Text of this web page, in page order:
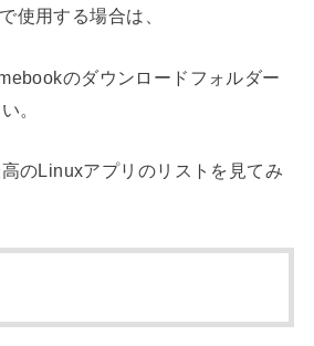
使用する場合は、
のダウンロードフォルダー
。
のLinuxアプリのリストを見てみ